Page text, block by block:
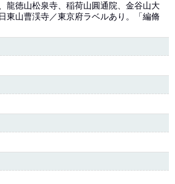
龍徳山松泉寺、稲荷山圓通院、金谷山大
東山曹渓寺／東京府ラベルあり。「編脩